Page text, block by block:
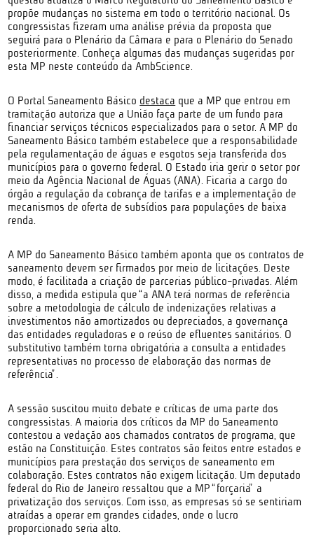
propõe mudanças no sistema em todo o território nacional. Os
congressistas fizeram uma análise prévia da proposta que
seguirá para o Plenário da Câmara e para o Plenário do Senado
posteriormente. Conheça algumas das mudanças sugeridas por
esta MP neste conteúdo da AmbScience.
O Portal Saneamento Básico destaca que a MP que entrou em
tramitação autoriza que a União faça parte de um fundo para
financiar serviços técnicos especializados para o setor. A MP do
Saneamento Básico também estabelece que a responsabilidade
pela regulamentação de águas e esgotos seja transferida dos
municípios para o governo federal. O Estado iria gerir o setor por
meio da Agência Nacional de Águas (ANA). Ficaria a cargo do
órgão a regulação da cobrança de tarifas e a implementação de
mecanismos de oferta de subsídios para populações de baixa
renda.
A MP do Saneamento Básico também aponta que os contratos de
saneamento devem ser firmados por meio de licitações. Deste
modo, é facilitada a criação de parcerias público-privadas. Além
disso, a medida estipula que “a ANA terá normas de referência
sobre a metodologia de cálculo de indenizações relativas a
investimentos não amortizados ou depreciados, a governança
das entidades reguladoras e o reúso de efluentes sanitários. O
substitutivo também torna obrigatória a consulta a entidades
representativas no processo de elaboração das normas de
referência”.
A sessão suscitou muito debate e críticas de uma parte dos
congressistas. A maioria dos críticos da MP do Saneamento
contestou a vedação aos chamados contratos de programa, que
estão na Constituição. Estes contratos são feitos entre estados e
municípios para prestação dos serviços de saneamento em
colaboração. Estes contratos não exigem licitação. Um deputado
federal do Rio de Janeiro ressaltou que a MP “forçaria” a
privatização dos serviços. Com isso, as empresas só se sentiriam
atraídas a operar em grandes cidades, onde o lucro
proporcionado seria alto.